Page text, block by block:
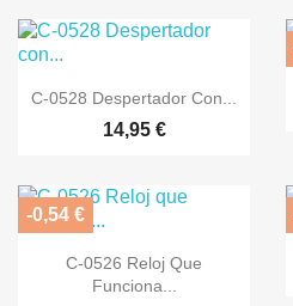
Vista rápida
C-0528 Despertador Con...
14,95 €
Vista rápida
C-0526 Reloj Que
Funciona...
-0,54 €